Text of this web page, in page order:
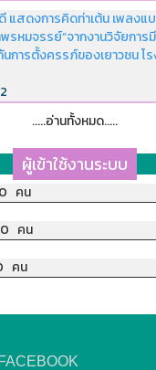
แสดงการคิดท่าเต้น เพลงแ
พรหมจรรย์”จากงานวิจัยกา
การตั้งครรภ์ของเยาวชน โ
.....อ่านทั้งหมด.....
ผู้เข้าใช้งานระบบ
คน
0 คน
คน